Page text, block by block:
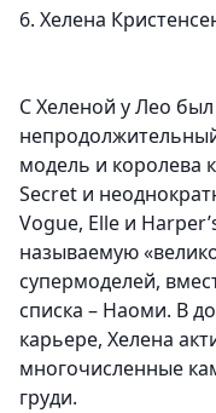
6. Хелена
С Хеленой у Лео
модель и королева
Secret и
Vogue, Elle и
называемую
супермоделей,
списка – Наоми. В
карьере, Хелена
многочисленные
груди.